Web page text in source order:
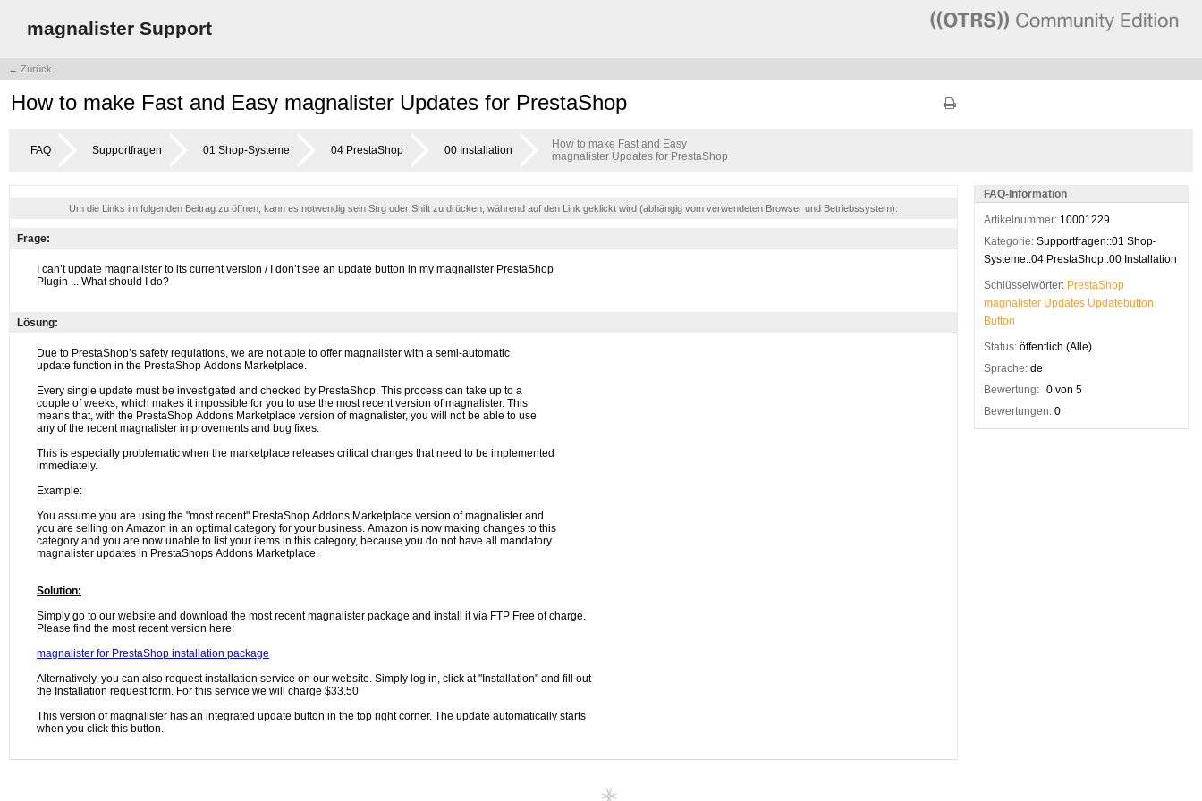
magnalister Support
← Zurück
How to make Fast and Easy magnalister Updates for PrestaShop
FAQ Supportfragen 01 Shop-Systeme 04 PrestaShop 00 Installation
How to make Fast and Easy
magnalister Updates for PrestaShop
Um die Links im folgenden Beitrag zu öffnen, kann es notwendig sein Strg oder Shift zu drücken, während auf den Link geklickt wird (abhängig vom verwendeten Browser und Betriebssystem).
Frage:
Lösung:
FAQ-Information
Artikelnummer: 10001229
Kategorie: Supportfragen::01 Shop-
Systeme::04 PrestaShop::00 Installation
Schlüsselwörter: PrestaShop
magnalister Updates Updatebutton
Button
Status: öffentlich (Alle)
Sprache: de
Bewertung: 0 von 5
Bewertungen: 0